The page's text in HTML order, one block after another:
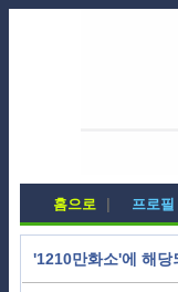
홈으로 프로필
'1210만화소'에 해당